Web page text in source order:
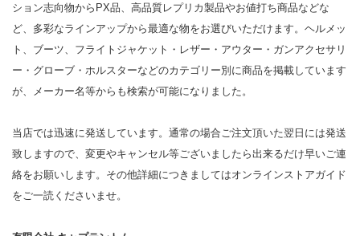
ション志向物からPX品、高品質レプリカ製品やお値打ち商品などな
ど、多彩なラインアップから最適な物をお選びいただけます。ヘルメッ
ト、ブーツ、フライトジャケット・レザー・アウター・ガンアクセサリ
ー・グローブ・ホルスターなどのカテゴリー別に商品を掲載しています
が、メーカー名等からも検索が可能になりました。
当店では迅速に発送しています。通常の場合ご注文頂いた翌日には発送
致しますので、変更やキャンセル等ございましたら出来るだけ早いご連
絡をお願いします。その他詳細につきましてはオンラインストアガイド
をご一読くださいませ。